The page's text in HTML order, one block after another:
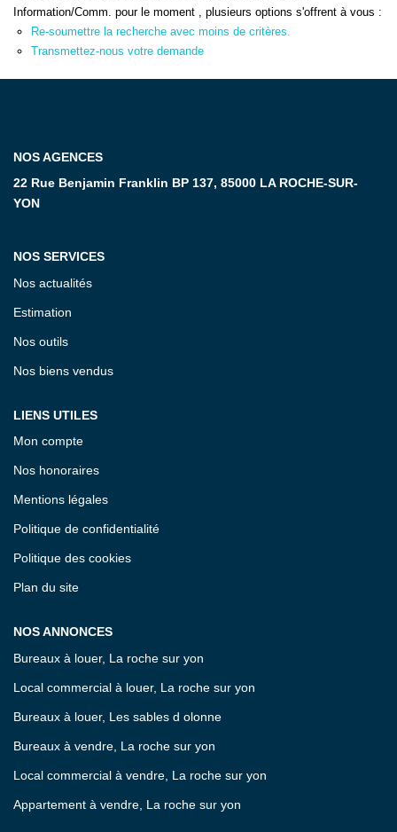
Nos Actualités
CONTACT
Information/Comm. pour le moment , plusieurs options s'offrent à vous :
Re-soumettre la recherche avec moins de critères.
Transmettez-nous votre demande
NOS AGENCES
22 Rue Benjamin Franklin BP 137, 85000 LA ROCHE-SUR-
YON
NOS SERVICES
Nos actualités
Estimation
Nos outils
Nos biens vendus
LIENS UTILES
Mon compte
Nos honoraires
Mentions légales
Politique de confidentialité
Politique des cookies
Plan du site
NOS ANNONCES
Bureaux à louer, La roche sur yon
Local commercial à louer, La roche sur yon
Bureaux à louer, Les sables d olonne
Bureaux à vendre, La roche sur yon
Local commercial à vendre, La roche sur yon
Appartement à vendre, La roche sur yon